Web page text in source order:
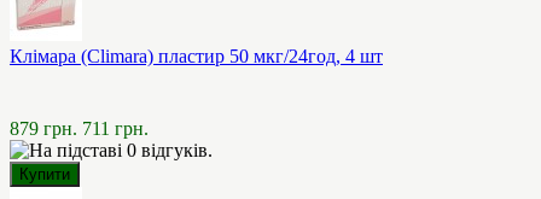
Клімара (Climara) пластир 50 мкг/24год, 4 шт
879 грн. 711 грн.